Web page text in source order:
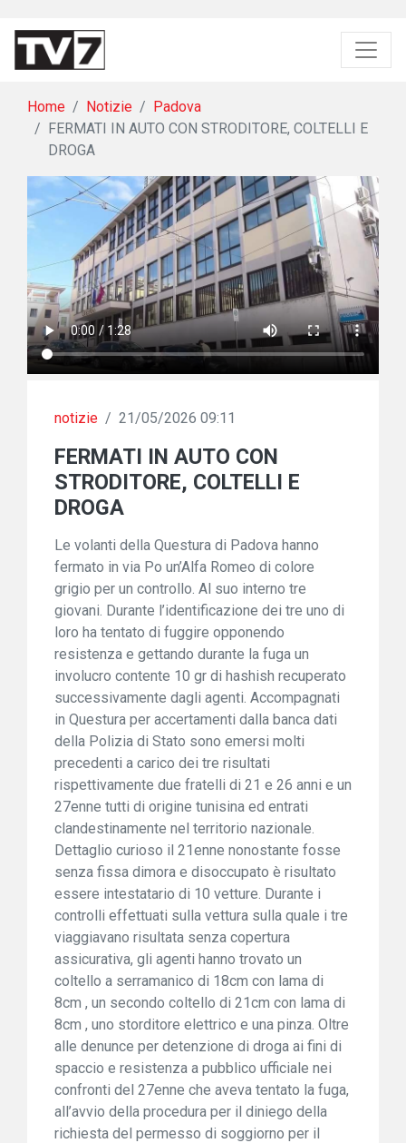
Home Notizie
Padova
FERMATI IN AUTO CON STRODITORE, COLTELLI E
DROGA
notizie / 21/05/2026 09:11
FERMATI IN AUTO CON
STRODITORE, COLTELLI E
DROGA
Le volanti della Questura di Padova hanno
fermato in via Po un’Alfa Romeo di colore
grigio per un controllo. Al suo interno tre
giovani. Durante l’identificazione dei tre uno di
loro ha tentato di fuggire opponendo
resistenza e gettando durante la fuga un
involucro contente 10 gr di hashish recuperato
successivamente dagli agenti. Accompagnati
in Questura per accertamenti dalla banca dati
della Polizia di Stato sono emersi molti
precedenti a carico dei tre risultati
rispettivamente due fratelli di 21 e 26 anni e un
27enne tutti di origine tunisina ed entrati
clandestinamente nel territorio nazionale.
Dettaglio curioso il 21enne nonostante fosse
senza fissa dimora e disoccupato è risultato
essere intestatario di 10 vetture. Durante i
controlli effettuati sulla vettura sulla quale i tre
viaggiavano risultata senza copertura
assicurativa, gli agenti hanno trovato un
coltello a serramanico di 18cm con lama di
8cm , un secondo coltello di 21cm con lama di
8cm , uno storditore elettrico e una pinza. Oltre
alle denunce per detenzione di droga ai fini di
spaccio e resistenza a pubblico ufficiale nei
confronti del 27enne che aveva tentato la fuga,
all’avvio della procedura per il diniego della
richiesta del permesso di soggiorno per il